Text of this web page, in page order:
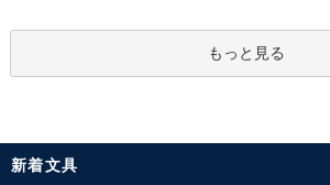
もっと見る
新着文具